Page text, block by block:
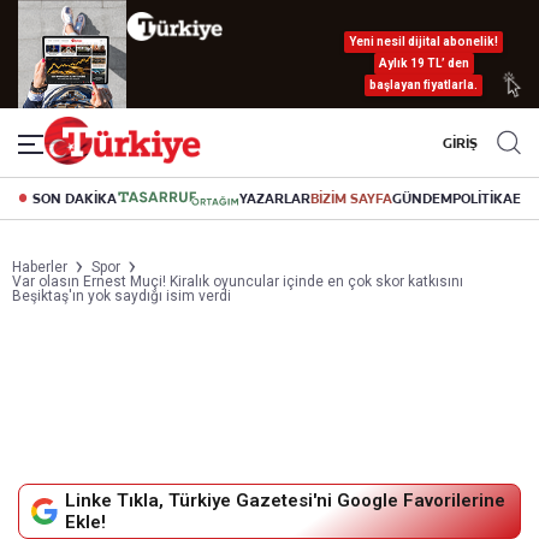
Yeni nesil dijital abonelik!
Aylık 19 TL’ den
başlayan fiyatlarla.
GİRİŞ
SON DAKİKA YAZARLARBİZİM SAYFAGÜNDEMPOLİTİKA
Haberler
Spor
Var olasın Ernest Muçi! Kiralık oyuncular içinde en çok skor katkısını
Beşiktaş'ın yok saydığı isim verdi
Linke Tıkla, Türkiye Gazetesi'ni Google Favorilerine
Ekle!